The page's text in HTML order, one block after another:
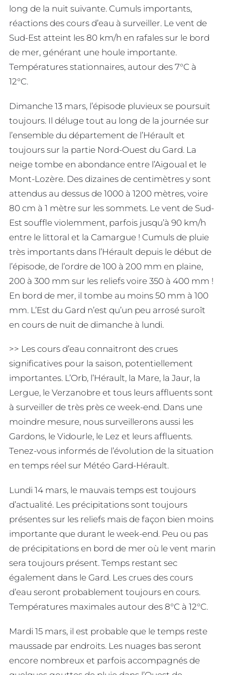
long de la nuit suivante. Cumuls importants,
réactions des cours d’eau à surveiller. Le vent de
Sud-Est atteint les 80 km/h en rafales sur le bord
de mer, générant une houle importante.
Températures stationnaires, autour des 7°C à
12°C.
Dimanche 13 mars, l’épisode pluvieux se poursuit
toujours. Il déluge tout au long de la journée sur
l’ensemble du département de l’Hérault et
toujours sur la partie Nord-Ouest du Gard. La
neige tombe en abondance entre l’Aigoual et le
Mont-Lozère. Des dizaines de centimètres y sont
attendus au dessus de 1000 à 1200 mètres, voire
80 cm à 1 mètre sur les sommets. Le vent de Sud-
Est souffle violemment, parfois jusqu’à 90 km/h
entre le littoral et la Camargue ! Cumuls de pluie
très importants dans l’Hérault depuis le début de
l’épisode, de l’ordre de 100 à 200 mm en plaine,
200 à 300 mm sur les reliefs voire 350 à 400 mm !
En bord de mer, il tombe au moins 50 mm à 100
mm. L’Est du Gard n’est qu’un peu arrosé suroît
en cours de nuit de dimanche à lundi.
>> Les cours d’eau connaitront des crues
significatives pour la saison, potentiellement
importantes. L’Orb, l’Hérault, la Mare, la Jaur, la
Lergue, le Verzanobre et tous leurs affluents sont
à surveiller de très près ce week-end. Dans une
moindre mesure, nous surveillerons aussi les
Gardons, le Vidourle, le Lez et leurs affluents.
Tenez-vous informés de l’évolution de la situation
en temps réel sur Météo Gard-Hérault.
Lundi 14 mars, le mauvais temps est toujours
d’actualité. Les précipitations sont toujours
présentes sur les reliefs mais de façon bien moins
importante que durant le week-end. Peu ou pas
de précipitations en bord de mer où le vent marin
sera toujours présent. Temps restant sec
également dans le Gard. Les crues des cours
d’eau seront probablement toujours en cours.
Températures maximales autour des 8°C à 12°C.
Mardi 15 mars, il est probable que le temps reste
maussade par endroits. Les nuages bas seront
encore nombreux et parfois accompagnés de